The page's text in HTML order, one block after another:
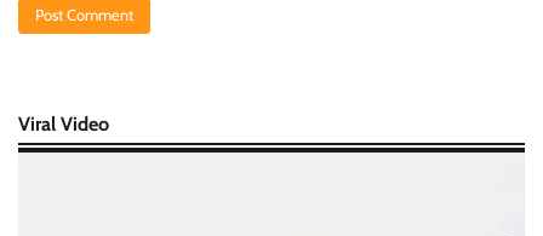
Viral Video